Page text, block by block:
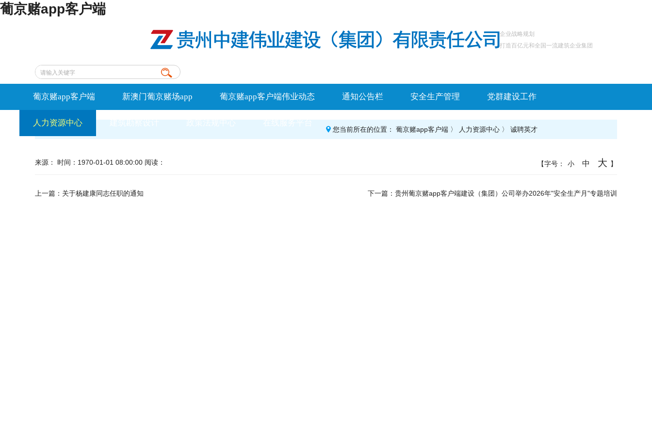
葡京赌app客户端
企业战略规划
打造百亿元和全国一流建筑企业集团
葡京赌app客户端 新澳门葡京赌场app 葡京赌app客户端伟业动态 通知公告栏 安全生产管理 党群建设工作
人力资源中心 建筑勘察设计 政策法规中心 在线服务平台
您当前所在的位置： 葡京赌app客户端 〉 人力资源中心 〉 诚聘英才
来源： 时间：1970-01-01 08:00:00 阅读： 【字号： 小 中 大 】
上一篇： 关于杨建康同志任职的通知 下一篇： 贵州葡京赌app客户端建设（集团）公司举办2026年"安全生产月"专题培训